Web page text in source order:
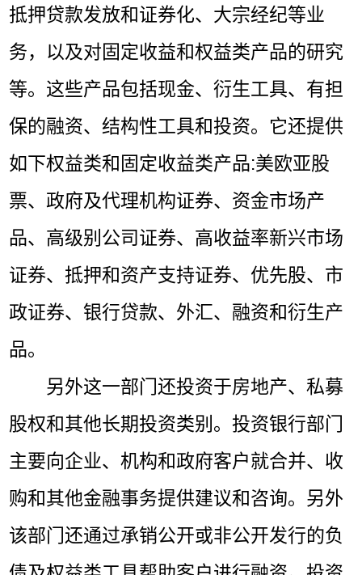
抵押贷款发放和证券化、大宗经纪等业
务，以及对固定收益和权益类产品的研究
等。这些产品包括现金、衍生工具、有担
保的融资、结构性工具和投资。它还提供
如下权益类和固定收益类产品:美欧亚股
票、政府及代理机构证券、资金市场产
品、高级别公司证券、高收益率新兴市场
证券、抵押和资产支持证券、优先股、市
政证券、银行贷款、外汇、融资和衍生产
品。
另外这一部门还投资于房地产、私募
股权和其他长期投资类别。投资银行部门
主要向企业、机构和政府客户就合并、收
购和其他金融事务提供建议和咨询。另外
该部门还通过承销公开或非公开发行的负